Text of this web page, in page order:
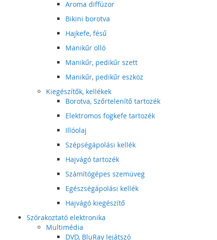
Aroma diffúzor
Bikini borotva
Hajkefe, fésű
Manikűr olló
Manikűr, pedikűr szett
Manikűr, pedikűr eszköz
Kiegészítők, kellékek
Borotva, Szőrtelenítő tartozék
Elektromos fogkefe tartozék
Illóolaj
Szépségápolási kellék
Hajvágó tartozék
Számítógépes szemüveg
Egészségápolási kellék
Hajvágó kiegészítő
Szórakoztató elektronika
Multimédia
DVD, BluRay lejátszó